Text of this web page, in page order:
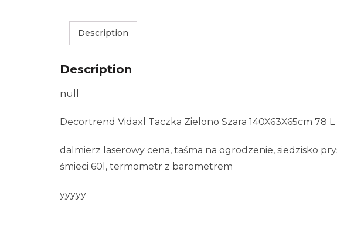
Description
Description
null
Decortrend Vidaxl Taczka Zielono Szara 140X63X65cm 78 L
dalmierz laserowy cena, taśma na ogrodzenie, siedzisko
śmieci 60l, termometr z barometrem
yyyyy